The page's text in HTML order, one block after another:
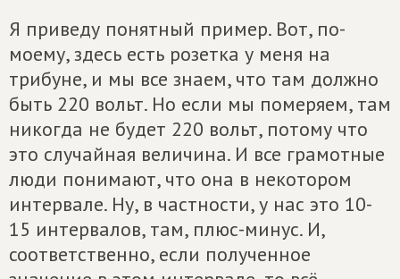
Я приведу понятный пример. Вот, по-
моему, здесь есть розетка у меня на
трибуне, и мы все знаем, что там должно
быть 220 вольт. Но если мы померяем, там
никогда не будет 220 вольт, потому что
это случайная величина. И все грамотные
люди понимают, что она в некотором
интервале. Ну, в частности, у нас это 10-
15 интервалов, там, плюс-минус. И,
соответственно, если полученное